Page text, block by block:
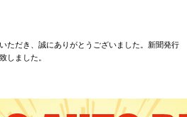
ただき、誠にありがとうございました。新聞発行
しました。